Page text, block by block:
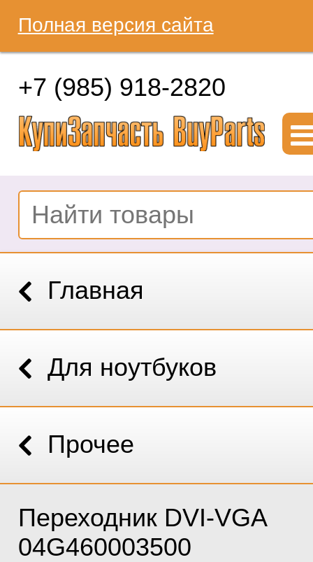
Полная версия сайта
+7 (985) 918-2820
Главная
Для ноутбуков
Прочее
Переходник DVI-VGA
04G460003500